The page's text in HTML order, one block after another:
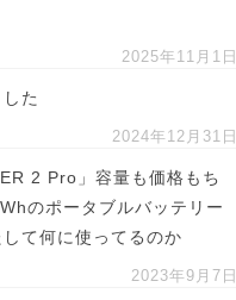
2025年11月1日
た
2024年12月31日
2 Pro」容量も価格もち
のポータブルバッテリー
て何に使ってるのか
2023年9月7日